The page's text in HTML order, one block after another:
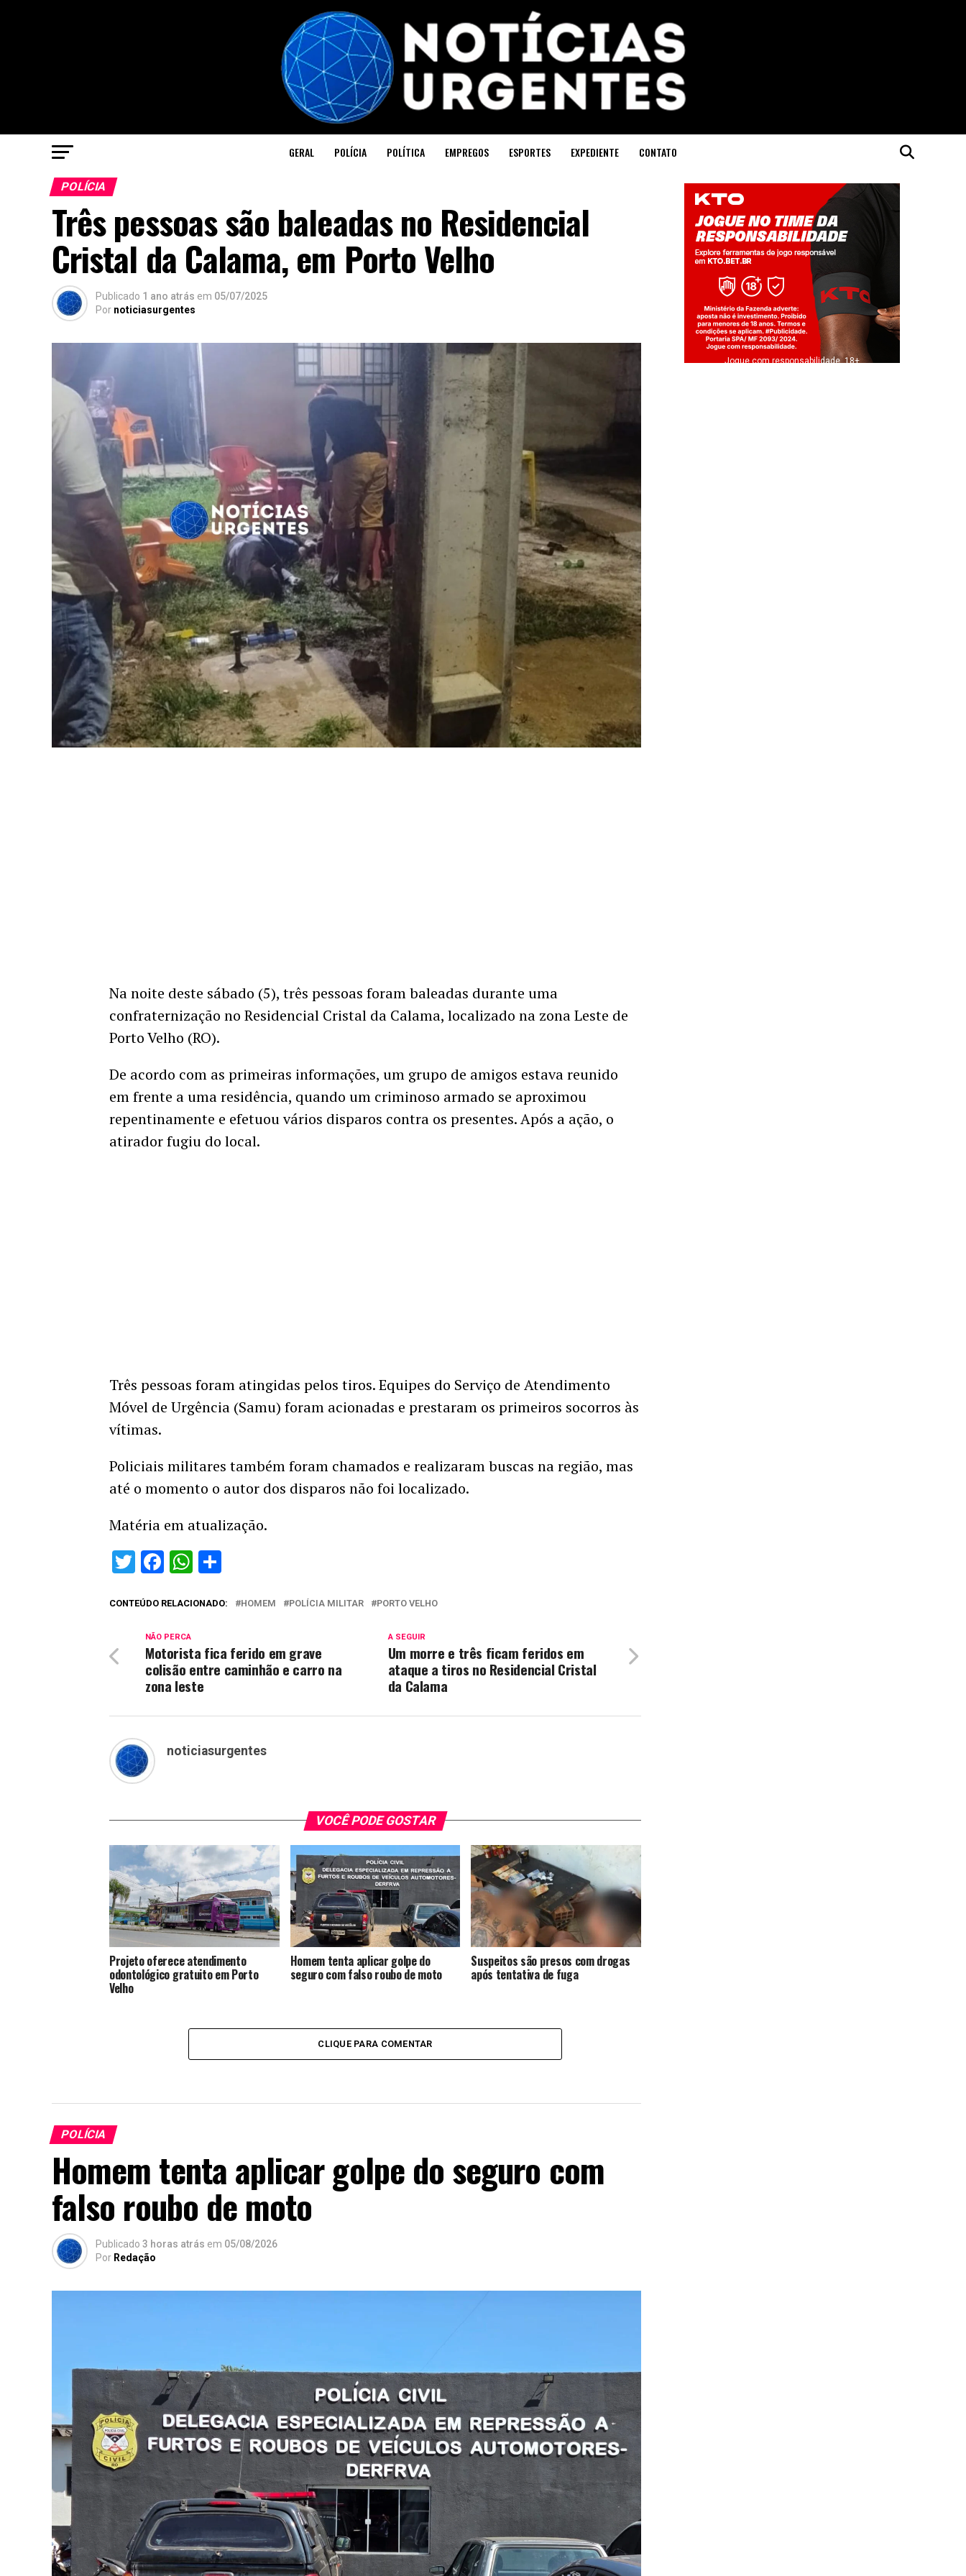
GERAL POLÍCIA POLÍTICA EMPREGOS ESPORTES EXPEDIENTE CONTATO
POLÍCIA
Três pessoas são baleadas no Residencial
Cristal da Calama, em Porto Velho
Publicado 1 ano atrás em 05/07/2025
Por noticiasurgentes
Na noite deste sábado (5), três pessoas foram baleadas durante uma
confraternização no Residencial Cristal da Calama, localizado na zona Leste de
Porto Velho (RO).
De acordo com as primeiras informações, um grupo de amigos estava reunido
em frente a uma residência, quando um criminoso armado se aproximou
repentinamente e efetuou vários disparos contra os presentes. Após a ação, o
atirador fugiu do local.
Três pessoas foram atingidas pelos tiros. Equipes do Serviço de Atendimento
Móvel de Urgência (Samu) foram acionadas e prestaram os primeiros socorros às
vítimas.
Policiais militares também foram chamados e realizaram buscas na região, mas
até o momento o autor dos disparos não foi localizado.
Matéria em atualização.
Twitter
Facebook
WhatsApp
CONTEÚDO RELACIONADO: HOMEM POLÍCIA MILITAR PORTO VELHO
A SEGUIR
Um morre e três ficam feridos em
ataque a tiros no Residencial Cristal
da Calama
NÃO PERCA
Motorista fica ferido em grave
colisão entre caminhão e carro na
zona leste
noticiasurgentes
VOCÊ PODE GOSTAR
Projeto oferece atendimento
odontológico gratuito em Porto
Velho
Homem tenta aplicar golpe do
seguro com falso roubo de moto
Suspeitos são presos com drogas
após tentativa de fuga
CLIQUE PARA COMENTAR
POLÍCIA
Homem tenta aplicar golpe do seguro com
falso roubo de moto
Publicado 3 horas atrás em 05/08/2026
Por Redação
Jogue com responsabilidade. 18+